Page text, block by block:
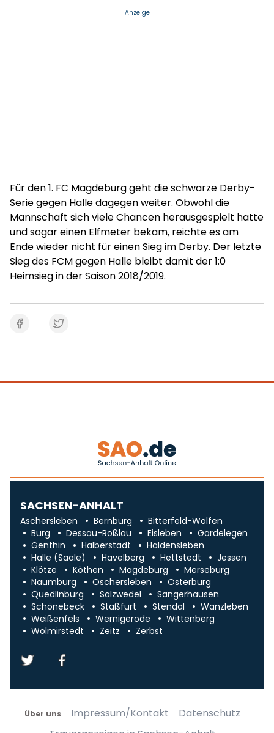
Anzeige
Für den 1. FC Magdeburg geht die schwarze Derby-
Serie gegen Halle dagegen weiter. Obwohl die
Mannschaft sich viele Chancen herausgespielt hatte
und sogar einen Elfmeter bekam, reichte es am
Ende wieder nicht für einen Sieg im Derby. Der letzte
Sieg des FCM gegen Halle bleibt damit der 1:0
Heimsieg in der Saison 2018/2019.
SACHSEN-ANHALT
Aschersleben Bernburg
Bitterfeld-Wolfen
Burg
Dessau-Roßlau Eisleben
Gardelegen
Genthin
Halberstadt
Haldensleben
Halle (Saale)
Havelberg Hettstedt
Jessen
Klötze
Köthen Magdeburg
Merseburg
Naumburg
Oschersleben
Osterburg
Quedlinburg
Salzwedel
Sangerhausen
Schönebeck
Staßfurt Stendal
Wanzleben
Weißenfels
Wernigerode
Wittenberg
Wolmirstedt
Zeitz Zerbst
Über uns Impressum/Kontakt
Datenschutz